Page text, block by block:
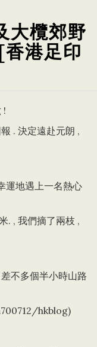
大欖郊野
港足印
!
. 決定遠赴元朗 ,
運地遇上一名熱心
. , 我們摘了兩枝 ,
不多個半小時山路
hkblog)